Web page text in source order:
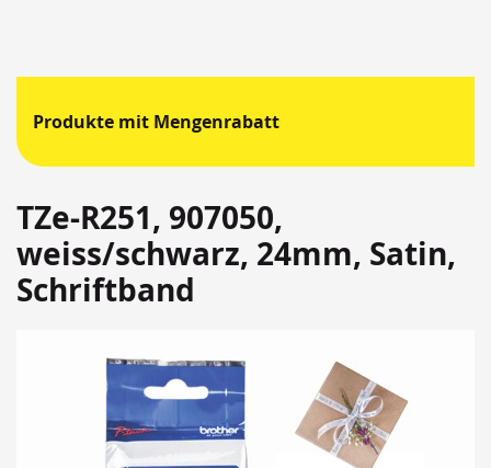
Produkte mit Mengenrabatt
TZe-R251, 907050,
weiss/schwarz, 24mm, Satin,
Schriftband
Springen